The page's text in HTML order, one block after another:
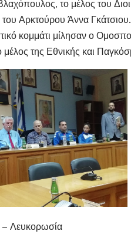
το μέλος του
Αρκτούρου Άννα Γκάτσιου.
κομμάτι μίλησαν ο
μέλος της Εθνικής και
Λευκορωσία